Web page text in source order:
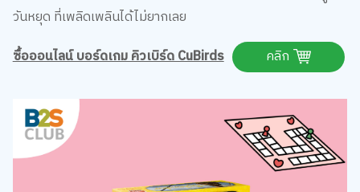
ซื้อออนไลน์ บอร์ดเกม คิวเบิร์ด CuBirds